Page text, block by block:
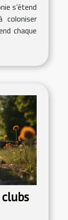
s’étend
coloniser
chaque